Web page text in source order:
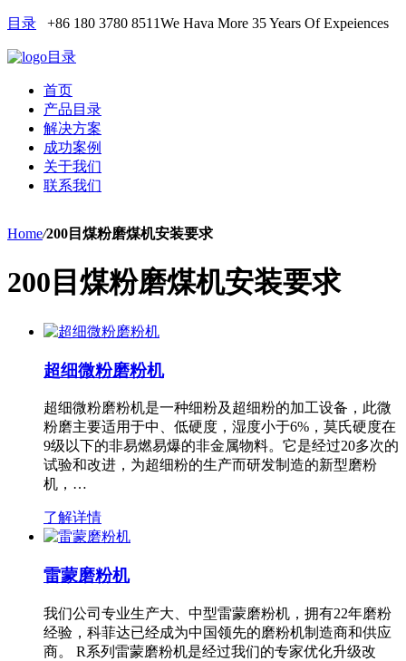
目录 +86 180 3780 8511We Hava More 35 Years Of Expeiences
目录
首页
产品目录
解决方案
成功案例
关于我们
联系我们
Home/200目煤粉磨煤机安装要求
200目煤粉磨煤机安装要求
超细微粉磨粉机
超细微粉磨粉机是一种细粉及超细粉的加工设备，此微
粉磨主要适用于中、低硬度，湿度小于6%，莫氏硬度在
9级以下的非易燃易爆的非金属物料。它是经过20多次的
试验和改进，为超细粉的生产而研发制造的新型磨粉
机，…
了解详情
雷蒙磨粉机
我们公司专业生产大、中型雷蒙磨粉机，拥有22年磨粉
经验，科菲达已经成为中国领先的磨粉机制造商和供应
商。 R系列雷蒙磨粉机是经过我们的专家优化升级改